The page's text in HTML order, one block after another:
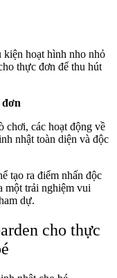
kiện hoạt hình nho nhỏ
thực đơn để thu hút
đơn
chơi, các hoạt động về
nhật toàn diện và độc
tạo ra điểm nhấn độc
một trải nghiệm vui
dự.
cho thực